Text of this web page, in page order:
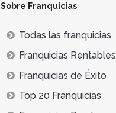
Sobre Franquicias
Todas las franquicias
Franquicias Rentables
Franquicias de Éxito
Top 20 Franquicias